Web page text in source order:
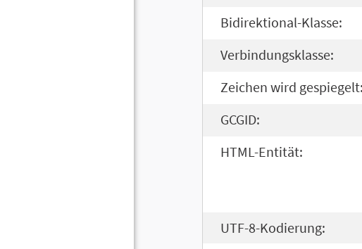
Bidirektional-Klasse:
Verbindungsklasse:
Zeichen wird gespiegelt:
GCGID:
HTML-Entität:
UTF-8-Kodierung: